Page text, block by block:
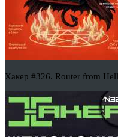
Хакер #326. Router from Hell